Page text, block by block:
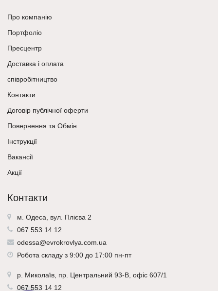
Про компанію
Портфоліо
Пресцентр
Доставка і оплата
співробітництво
Контакти
Договір публічної оферти
Повернення та Обмін
Інструкції
Вакансії
Акції
Контакти
м. Одеса, вул. Плієва 2
067 553 14 12
odessa@evrokrovlya.com.ua
Робота складу з 9:00 до 17:00 пн-пт
р. Миколаїв, пр. Центральний 93-В, офіс 607/1
067 553 14 12